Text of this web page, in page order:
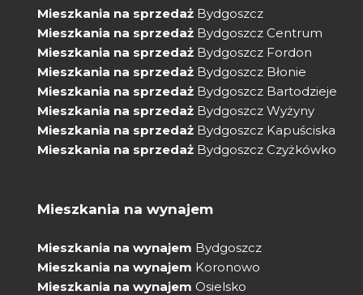
Mieszkania na sprzedaż Bydgoszcz
Mieszkania na sprzedaż Bydgoszcz Centrum
Mieszkania na sprzedaż Bydgoszcz Fordon
Mieszkania na sprzedaż Bydgoszcz Błonie
Mieszkania na sprzedaż Bydgoszcz Bartodzieje
Mieszkania na sprzedaż Bydgoszcz Wyżyny
Mieszkania na sprzedaż Bydgoszcz Kapuściska
Mieszkania na sprzedaż Bydgoszcz Czyżkówko
Mieszkania na wynajem
Mieszkania na wynajem Bydgoszcz
Mieszkania na wynajem Koronowo
Mieszkania na wynajem Osielsko